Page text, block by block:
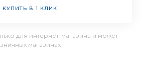
КУПИТЬ В 1 КЛИК
для интернет-магазина и может
магазинах